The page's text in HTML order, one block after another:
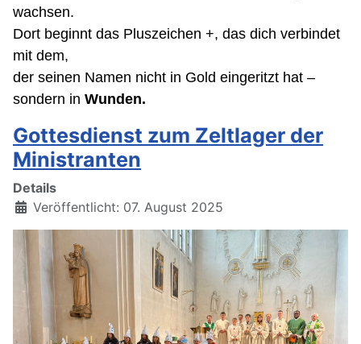
wachsen.
Dort beginnt das Pluszeichen +, das dich verbindet
mit dem,
der seinen Namen nicht in Gold eingeritzt hat –
sondern in Wunden.
Gottesdienst zum Zeltlager der
Ministranten
Details
Veröffentlicht: 07. August 2025